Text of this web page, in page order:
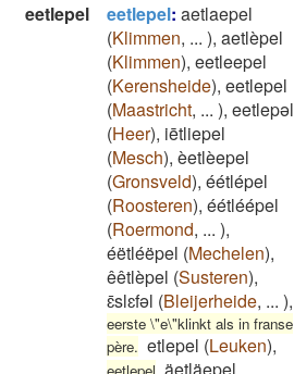
eetlepel
eetlepel: aetlaepel
(Klimmen, ... ), aetlèpel
(Klimmen), eetleepel
(Kerensheide), eetlepel
(Maastricht, ... ), eetlepəl
(Heer), iētliepel
(Mesch), èetlèepel
(Gronsveld), éétlépel
(Roosteren), éétléépel
(Roermond, ... ),
éëtléëpel (Mechelen),
êêtlèpel (Susteren),
ɛ̄slɛfəl (Bleijerheide, ... ),
eerste \"e\"klinkt als in franse
père. etlepel (Leuken),